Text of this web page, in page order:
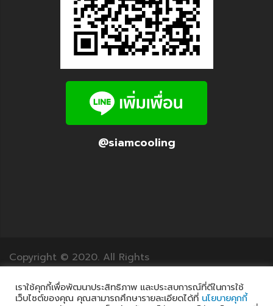
@siamcooling
Copyright © 2020. All Rights
Reserved.12Translation.com
เราใช้คุกกี้เพื่อพัฒนาประสิทธิภาพ และประสบการณ์ที่ดีในการใช้
เว็บไซต์ของคุณ คุณสามารถศึกษารายละเอียดได้ที่ นโยบายคุกกี้